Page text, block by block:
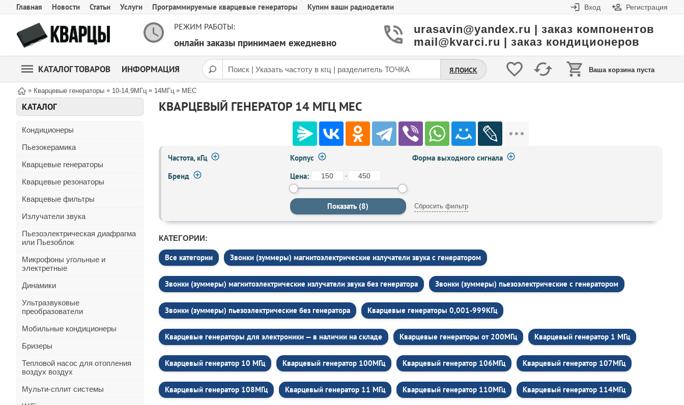
Главная Новости Статьи Услуги Программируемые кварцевые генераторы Купим ваши радиодетали Вход Регистрация
РЕЖИМ РАБОТЫ:
онлайн заказы принимаем ежедневно
urasavin@yandex.ru | заказ компонентов
mail@kvarci.ru | заказ кондиционеров
КАТАЛОГ ТОВАРОВ ИНФОРМАЦИЯ Ваша корзина пуста
Я.ПОИСК
» Кварцевые генераторы » 10-14,9МГц » 14МГц » MEC
КАТАЛОГ
Кондиционеры
Пьезокерамика
Кварцевые генераторы
Кварцевые резонаторы
Кварцевые фильтры
Излучатели звука
Пьезоэлектрическая диафрагма
или Пьезоблок
Микрофоны угольные и
электретные
Динамики
Ультразвуковые
преобразователи
Мобильные кондиционеры
Бризеры
Тепловой насос для отопления
воздух воздух
Мульти-сплит системы
КВАРЦЕВЫЙ ГЕНЕРАТОР 14 МГЦ MEC
Частота, кГц Корпус
Форма выходного сигнала
Бренд
Цена: -
Сбросить фильтр
КАТЕГОРИИ:
Все категории Звонки (зуммеры) магнитоэлектрические излучатели звука c генератором
Звонки (зуммеры) магнитоэлектрические излучатели звука без генератора Звонки (зуммеры) пьезоэлектрические c генератором
Звонки (зуммеры) пьезоэлектрические без генератора Кварцевые генераторы 0,001-999КГц
Кварцевые генераторы для электроники — в наличии на складе Кварцевые генераторы от 200МГц Кварцевый генератор 1 МГц
Кварцевый генератор 10 МГц Кварцевый генератор 100МГц Кварцевый генератор 106МГц Кварцевый генератор 107МГц
Кварцевый генератор 108МГц Кварцевый генератор 11 МГц Кварцевый генератор 110МГц Кварцевый генератор 114МГц